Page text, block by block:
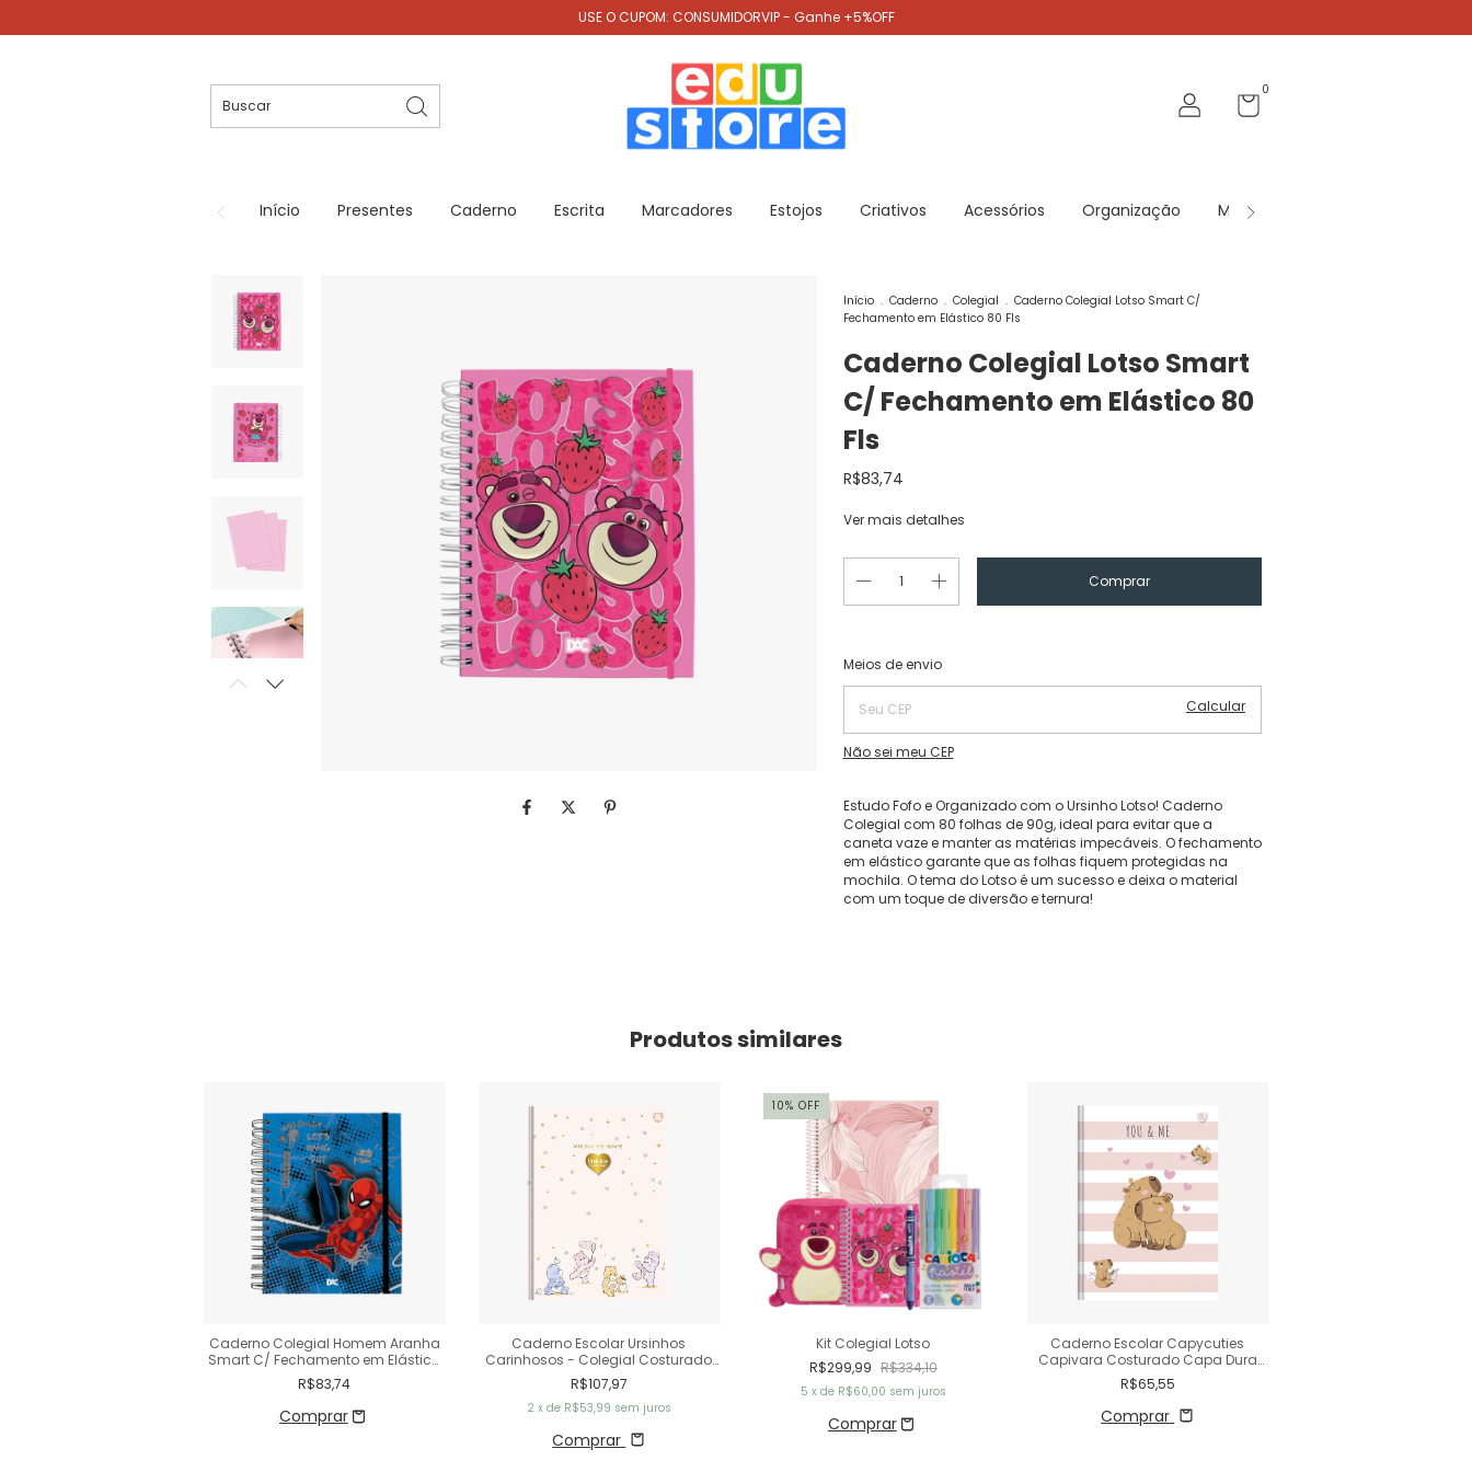
USE O CUPOM: CONSUMIDORVIP - Ganhe +5%OFF
0
Início Presentes Caderno Escrita Marcadores Estojos Criativos Acessórios Organização Mobiliário
Início . Caderno . Colegial . Caderno Colegial Lotso Smart C/
Fechamento em Elástico 80 Fls
Caderno Colegial Lotso Smart
C/ Fechamento em Elástico 80
Fls
R$83,74
Ver mais detalhes
Entregas para o CEP:
Meios de envio
Calcular
Não sei meu CEP
Estudo Fofo e Organizado com o Ursinho Lotso! Caderno
Colegial com 80 folhas de 90g, ideal para evitar que a
caneta vaze e manter as matérias impecáveis. O fechamento
em elástico garante que as folhas fiquem protegidas na
mochila. O tema do Lotso é um sucesso e deixa o material
com um toque de diversão e ternura!
Produtos similares
Caderno Colegial Homem Aranha
Smart C/ Fechamento em Elástico
80 Fls
R$83,74
Caderno Escolar Ursinhos
Carinhosos - Colegial Costurado
Capa Dura 160 Fls - 10M
R$107,97
2 x de R$53,99 sem juros
Comprar
10% OFF
Kit Colegial Lotso
R$299,99 R$334,10
5 x de R$60,00 sem juros
Caderno Escolar Capycuties
Capivara Costurado Capa Dura
160 Fls
R$65,55
Comprar